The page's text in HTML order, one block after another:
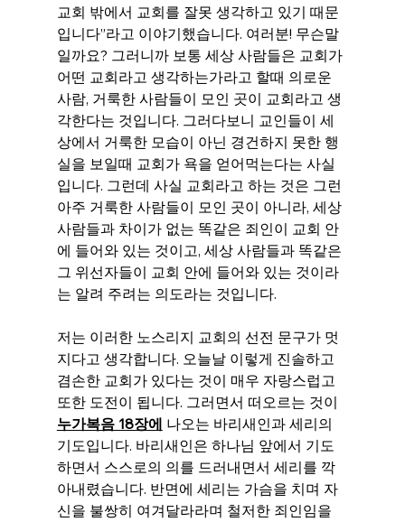
교회 밖에서 교회를 잘못 생각하고 있기 때문
입니다”라고 이야기했습니다. 여러분! 무슨말
일까요? 그러니까 보통 세상 사람들은 교회가
어떤 교회라고 생각하는가라고 할때 의로운
사람, 거룩한 사람들이 모인 곳이 교회라고 생
각한다는 것입니다. 그러다보니 교인들이 세
상에서 거룩한 모습이 아닌 경건하지 못한 행
실을 보일때 교회가 욕을 얻어먹는다는 사실
입니다. 그런데 사실 교회라고 하는 것은 그런
아주 거룩한 사람들이 모인 곳이 아니라, 세상
사람들과 차이가 없는 똑같은 죄인이 교회 안
에 들어와 있는 것이고, 세상 사람들과 똑같은
그 위선자들이 교회 안에 들어와 있는 것이라
는 알려 주려는 의도라는 것입니다.
저는 이러한 노스리지 교회의 선전 문구가 멋
지다고 생각합니다. 오늘날 이렇게 진솔하고
겸손한 교회가 있다는 것이 매우 자랑스럽고
또한 도전이 됩니다. 그러면서 떠오르는 것이
누가복음 18장에 나오는 바리새인과 세리의
기도입니다. 바리새인은 하나님 앞에서 기도
하면서 스스로의 의를 드러내면서 세리를 깍
아내렸습니다. 반면에 세리는 가슴을 치며 자
신을 불쌍히 여겨달라라며 철저한 죄인임을